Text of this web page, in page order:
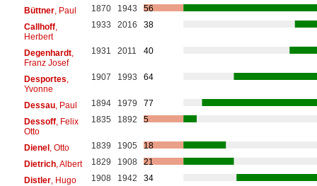
Büttner, Paul 1870 1943
56
Callhoff,
Herbert
1933 2016 38
Degenhardt,
Franz Josef
1931 2011 40
Desportes
Yvonne
1907 1993 64
Dessau, Paul 1894 1979
77
Dessoff, Felix
Otto
1835 1892 5
Dienel, Otto 1839 1905
18
Dietrich, Albert 1829 1908
21
Distler, Hugo 1908 1942
34